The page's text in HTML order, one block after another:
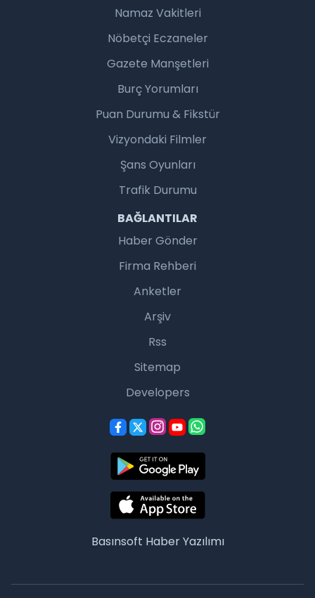
Namaz Vakitleri
Nöbetçi Eczaneler
Gazete Manşetleri
Burç Yorumları
Puan Durumu & Fikstür
Vizyondaki Filmler
Şans Oyunları
Trafik Durumu
BAĞLANTILAR
Haber Gönder
Firma Rehberi
Anketler
Arşiv
Rss
Sitemap
Developers
Basınsoft Haber Yazılımı